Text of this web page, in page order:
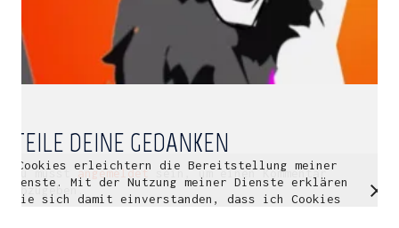
TEILE DEINE GEDANKEN
Du musstangemeldetsein, um einen Kommentar
abzugeben.
© Copyright 2018. All Rights Reserved.
Impressum & Datenschutz
Cookies erleichtern die Bereitstellung meiner
Dienste. Mit der Nutzung meiner Dienste erklären
Sie sich damit einverstanden, dass ich Cookies